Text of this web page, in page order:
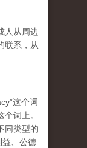
人从周边
联系，从
这个词
词上。
同类型的
益、公德